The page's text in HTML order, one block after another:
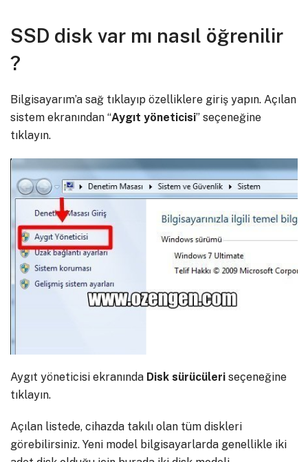
SSD disk var mı nasıl öğrenilir
?
Bilgisayarım’a sağ tıklayıp özelliklere giriş yapın. Açılan
sistem ekranından “Aygıt yöneticisi” seçeneğine
tıklayın.
Aygıt yöneticisi ekranında Disk sürücüleri seçeneğine
tıklayın.
Açılan listede, cihazda takılı olan tüm diskleri
görebilirsiniz. Yeni model bilgisayarlarda genellikle iki